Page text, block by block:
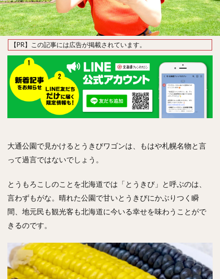
大通公園で見かけるとうきびワゴンは、もはや札幌名物と言
って過言ではないでしょう。
とうもろこしのことを北海道では「とうきび」と呼ぶのは、
言わずもがな。晴れた公園で甘いとうきびにかぶりつく瞬
間、地元民も観光客も北海道に今いる幸せを味わうことがで
きるのです。